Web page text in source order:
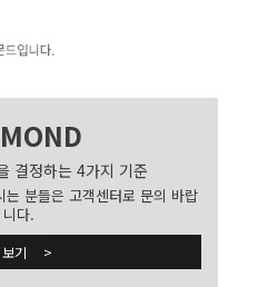
결정하는 4가지 기준
분들은 고객센터로 문의 바랍
니다.
보기 >